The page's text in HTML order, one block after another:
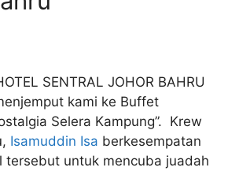
SENTRAL JOHOR BAHRU
kami ke Buffet
Selera Kampung”. Krew
Isamuddin Isa berkesempatan
tersebut untuk mencuba juadah